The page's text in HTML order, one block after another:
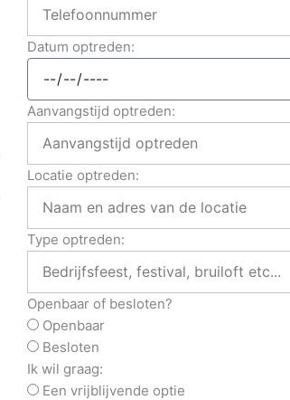
Datum optreden:
Aanvangstijd optreden:
Locatie optreden:
Type optreden:
Openbaar of besloten?
Openbaar
Besloten
Ik wil graag:
Een vrijblijvende optie